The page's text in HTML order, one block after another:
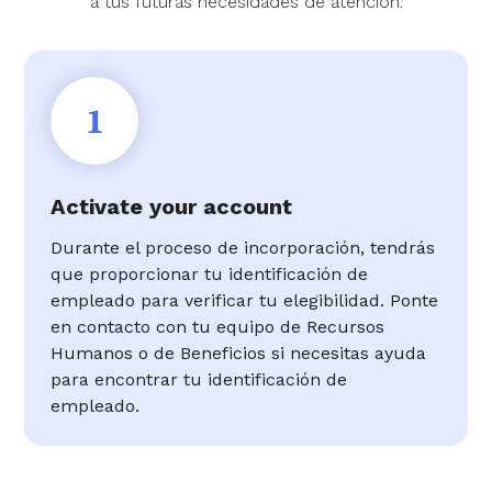
1
Activate your account
Durante el proceso de incorporación, tendrás
que proporcionar tu identificación de
empleado para verificar tu elegibilidad. Ponte
en contacto con tu equipo de Recursos
Humanos o de Beneficios si necesitas ayuda
para encontrar tu identificación de
empleado.